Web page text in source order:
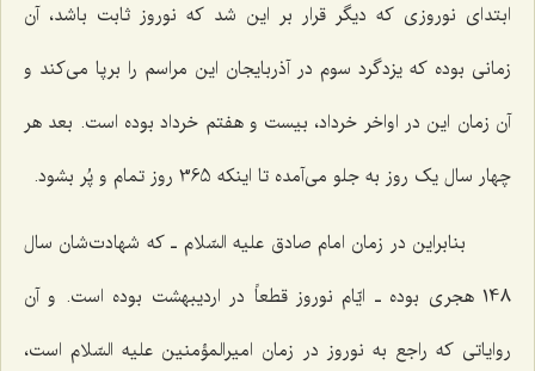
ابتدای نوروزی که دیگر قرار بر این شد که نوروز ثابت باشد، آن
زمانی بوده که یزدگرد سوم در آذربایجان این مراسم را برپا می‌کند و
آن زمان این در اواخر خرداد، بیست و هفتم خرداد بوده است. بعد هر
چهار سال یک روز به جلو می‌آمده تا اینکه 365 روز تمام و پُر بشود.
بنابراین در زمان امام صادق علیه السّلام ـ که شهادت‌شان سال
148 هجری بوده ـ ایّام نوروز قطعاً در اردیبهشت بوده است. و آن
روایاتی که راجع به نوروز در زمان امیرالمؤمنین علیه السّلام است،